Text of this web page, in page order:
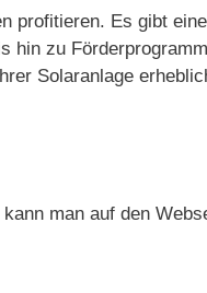
profitieren. Es gibt
hin zu
Solaranlage
man auf den